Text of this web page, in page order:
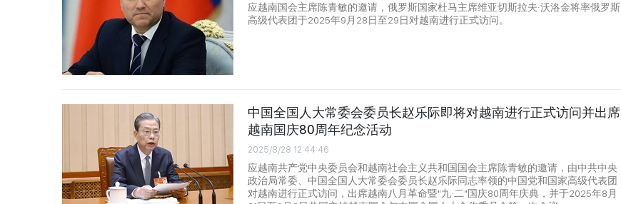
应越南国会主席陈青敏的邀请，俄罗斯国家杜马主席维亚切斯拉夫·沃洛金将率俄罗斯
高级代表团于2025年9月28日至29日对越南进行正式访问。
中国全国人大常委会委员长赵乐际即将对越南进行正式访问并出席
越南国庆80周年纪念活动
2025/8/28 12:44:46
应越南共产党中央委员会和越南社会主义共和国国会主席陈青敏的邀请，由中共中央
政治局常委、中国全国人大常委会委员长赵乐际同志率领的中国党和国家高级代表团
对越南进行正式访问，出席越南八月革命暨"九·二"国庆80周年庆典，并于2025年8月